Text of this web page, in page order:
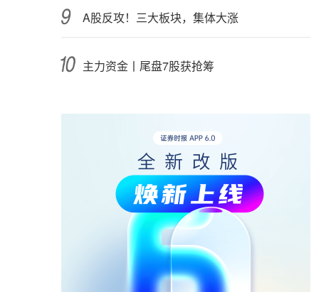
A股反攻！三大板块，集体大涨
主力资金丨尾盘7股获抢筹